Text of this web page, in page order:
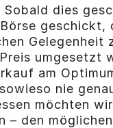
Sobald dies
geschickt,
Gelegenheit
umgesetzt
am
nie
möchten
– den möglichen